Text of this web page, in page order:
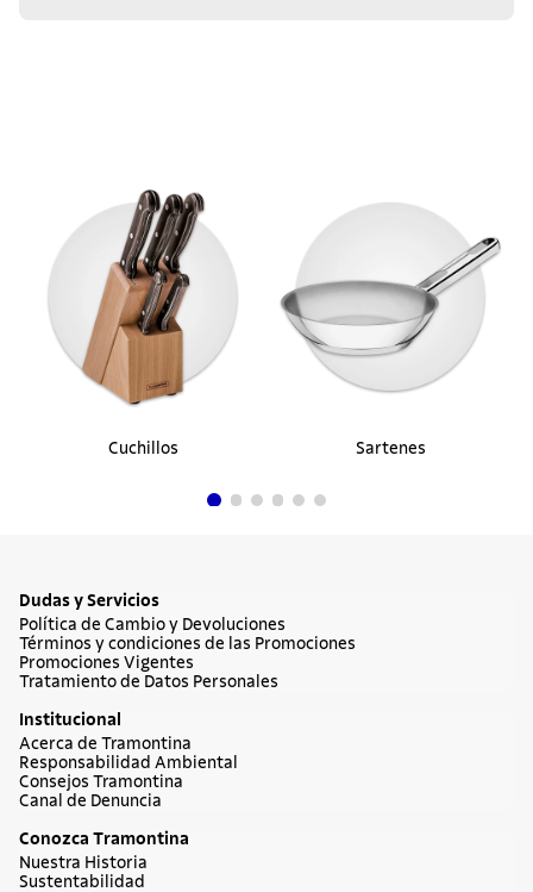
Cuchillos Sartenes
Dudas y Servicios
Política de Cambio y Devoluciones
Términos y condiciones de las Promociones
Promociones Vigentes
Tratamiento de Datos Personales
Institucional
Acerca de Tramontina
Responsabilidad Ambiental
Consejos Tramontina
Canal de Denuncia
Conozca Tramontina
Nuestra Historia
Sustentabilidad